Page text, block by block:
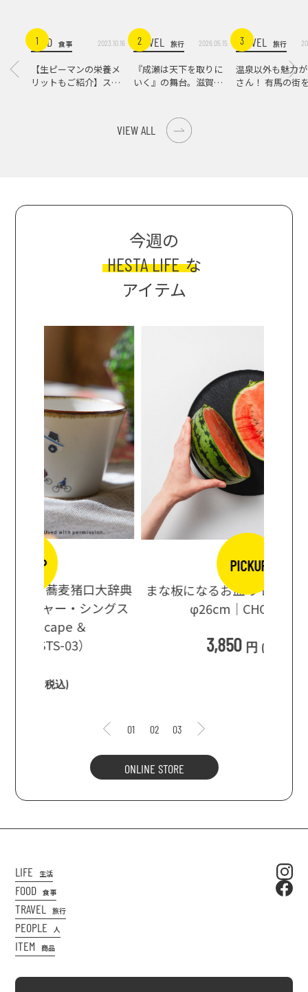
1FOOD 食事 2023.10.16
【生ピーマンの栄養メ
リットもご紹介】スパ
2
TRAVEL 旅行 2026.05.15
『成瀬は天下を取りに
いく』の舞台。滋賀県
3
TRAVEL 旅行
温泉以外も魅力
さん！ 有馬の街
VIEW ALL
今週の
HESTA LIFE な
アイテム
まな板になるお皿 プレート ブラック
φ26cm｜CHOPLATE
01 02 03
ONLINE STORE
LIFE 生活
FOOD 食事
TRAVEL 旅行
PEOPLE 人
ITEM 商品